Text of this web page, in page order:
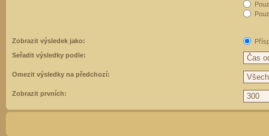
Zobrazit výsledek jako:
Seřadit výsledky podle:
Omezit výsledky na předchozí:
Zobrazit prvních: